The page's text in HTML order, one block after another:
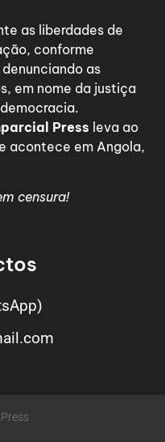
as liberdades de
conforme
as
em nome da justiça
Press leva ao
acontece em Angola,
censura!